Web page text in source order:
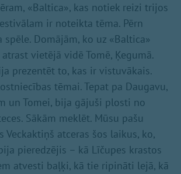
«Baltica», kas notiek reizi trijos
ir noteikta tēma. Pērn
Domājām, ko uz «Baltica»
vietējā vidē Tomē, Ķegumā.
prezentēt to, kas ir vistuvākais.
tēmai. Tepat pa Daugavu,
un Tomei, bija gājuši plosti no
Sākām meklēt. Mūsu pašu
Veckaktiņš atceras šos laikus, ko,
pieredzējis – kā Līčupes krastos
atvesti baļķi, kā tie ripināti lejā, kā